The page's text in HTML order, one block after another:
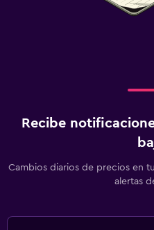
Recibe
Cambios diarios de precios en
alertas